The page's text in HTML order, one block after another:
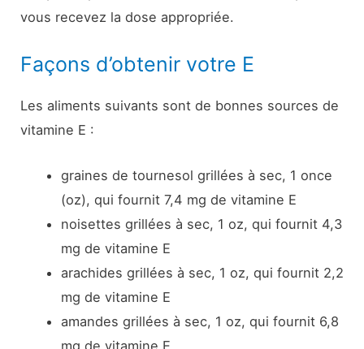
vous recevez la dose appropriée.
Façons d’obtenir votre E
Les aliments suivants sont de bonnes sources de
vitamine E :
graines de tournesol grillées à sec, 1 once
(oz), qui fournit 7,4 mg de vitamine E
noisettes grillées à sec, 1 oz, qui fournit 4,3
mg de vitamine E
arachides grillées à sec, 1 oz, qui fournit 2,2
mg de vitamine E
amandes grillées à sec, 1 oz, qui fournit 6,8
mg de vitamine E